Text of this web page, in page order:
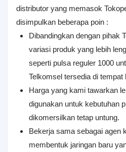
distributor yang memasok
disimpulkan beberapa poin :
Dibandingkan dengan pihak
variasi produk yang lebih
seperti pulsa reguler 1000
Telkomsel tersedia di tempat
Harga yang kami tawarkan
digunakan untuk kebutuhan
dikomersilkan tetap untung.
Bekerja sama sebagai agen
membentuk jaringan baru